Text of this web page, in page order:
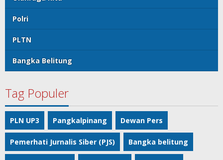
Polri
PLTN
Bangka Belitung
Tag Populer
PLN UP3 Pangkalpinang Dewan Pers
Pemerhati Jurnalis Siber (PJS) Bangka belitung